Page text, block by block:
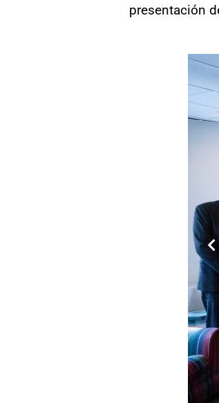
presentación